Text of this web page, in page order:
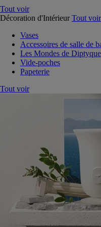
Tout voir
Décoration d'Intérieur Tout voir
Vases
Accessoires de salle de
Les Mondes de Diptyque
Vide-poches
Papeterie
Tout voir